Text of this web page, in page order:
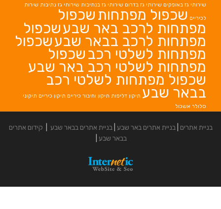
גז בדרום שירותי גז בנתיבות שירותי גז נתיבות שירות
מפתחותשכפול
לרכב באר שבע שכפול
לרכב בבאר שבעשכפול
לשלטי רכבשכפול
לשלטי רכב באר שבע
לשלטי רכב
תיקון דליפות תיקון וחיבור כיריים תיקון כיריים תיקוני
אתרים באר שבע |בניית אתרים בבאר שבע|קידום אתרים